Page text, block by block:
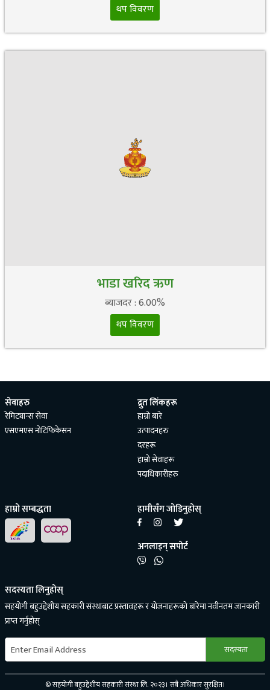
थप विवरण
भाडा खरिद ऋण
ब्याजदर : 6.00%
थप विवरण
सेवाहरु
रेमिट्यान्स सेवा
एसएमएस नोटिफिकेसन
द्रुत लिंकहरू
हाम्रो बारे
उत्पादनहरु
दरहरू
हाम्रो सेवाहरू
पदाधिकारीहरु
हाम्रो सम्बद्धता हामीसँग जोडिनुहोस्
अनलाइन् सपोर्ट
सदस्यता लिनुहोस्
सहयोगी बहुउद्देशीय सहकारी संस्थाबाट प्रस्तावहरू र योजनाहरूको बारेमा नवीनतम जानकारी
प्राप्त गर्नुहोस्
© सहयोगी बहुउद्देशीय सहकारी संस्था लि. २०२३। सबै अधिकार सुरक्षित।